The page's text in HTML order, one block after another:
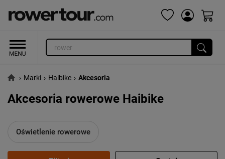
› Marki › Haibike › Akcesoria
Akcesoria rowerowe Haibike
Oświetlenie rowerowe